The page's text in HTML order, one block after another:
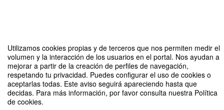
Utilizamos cookies propias y de terceros que nos permiten medir el
volumen y la interacción de los usuarios en el portal. Nos ayudan a
mejorar a partir de la creación de perfiles de navegación,
respetando tu privacidad. Puedes configurar el uso de cookies o
aceptarlas todas. Este aviso seguirá apareciendo hasta que
decidas. Para más información, por favor consulta nuestra Política
de cookies.
Master in Finance, Law & Corporate Governance - Reunión informativa